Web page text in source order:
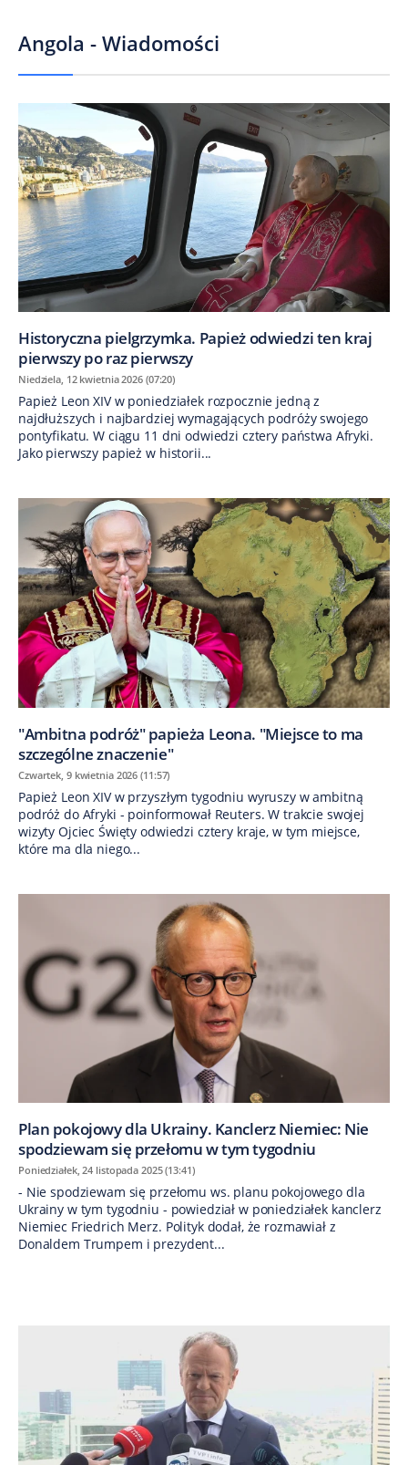
Angola - Wiadomości
Historyczna pielgrzymka. Papież odwiedzi ten kraj
pierwszy po raz pierwszy
Niedziela, 12 kwietnia 2026 (07:20)
Papież Leon XIV w poniedziałek rozpocznie jedną z
najdłuższych i najbardziej wymagających podróży swojego
pontyfikatu. W ciągu 11 dni odwiedzi cztery państwa Afryki.
Jako pierwszy papież w historii...
"Ambitna podróż" papieża Leona. "Miejsce to ma
szczególne znaczenie"
Czwartek, 9 kwietnia 2026 (11:57)
Papież Leon XIV w przyszłym tygodniu wyruszy w ambitną
podróż do Afryki - poinformował Reuters. W trakcie swojej
wizyty Ojciec Święty odwiedzi cztery kraje, w tym miejsce,
które ma dla niego...
Plan pokojowy dla Ukrainy. Kanclerz Niemiec: Nie
spodziewam się przełomu w tym tygodniu
Poniedziałek, 24 listopada 2025 (13:41)
- Nie spodziewam się przełomu ws. planu pokojowego dla
Ukrainy w tym tygodniu - powiedział w poniedziałek kanclerz
Niemiec Friedrich Merz. Polityk dodał, że rozmawiał z
Donaldem Trumpem i prezydent...